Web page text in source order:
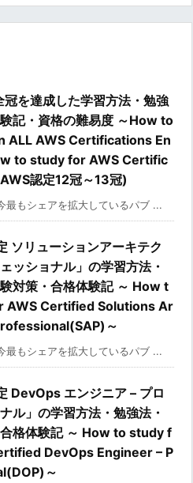
を達成した学習方法・勉強
記・資格の難易度 ～How to
ALL AWS Certifications En
to study for AWS Certific
認定12冠～13冠)
もシェアを拡大しているパブ ...
ソリューションアーキテク
ッショナル」の学習方法・
対策・合格体験記 ～ How t
AWS Certified Solutions Ar
～
もシェアを拡大しているパブ ...
DevOps エンジニア – プロ
ル」の学習方法・勉強法・
格体験記 ～ How to study f
DevOps Engineer – P
～